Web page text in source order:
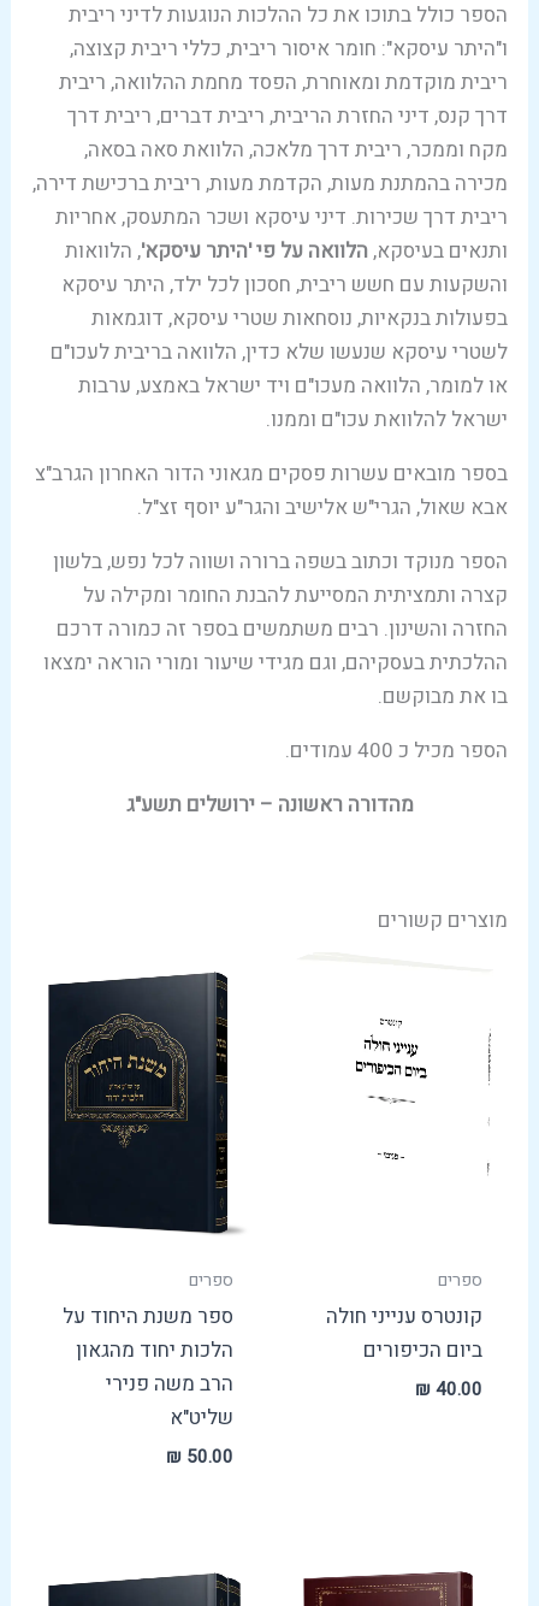
הספר כולל בתוכו את כל ההלכות הנוגעות לדיני ריבית
ו"היתר עיסקא": חומר איסור ריבית, כללי ריבית קצוצה,
ריבית מוקדמת ומאוחרת, הפסד מחמת ההלוואה, ריבית
דרך קנס, דיני החזרת הריבית, ריבית דברים, ריבית דרך
מקח וממכר, ריבית דרך מלאכה, הלוואת סאה בסאה,
מכירה בהמתנת מעות, הקדמת מעות, ריבית ברכישת דירה,
ריבית דרך שכירות. דיני עיסקא ושכר המתעסק, אחריות
ותנאים בעיסקא,הלוואה על פי 'היתר עיסקא', הלוואות
והשקעות עם חשש ריבית, חסכון לכל ילד, היתר עיסקא
בפעולות בנקאיות, נוסחאות שטרי עיסקא, דוגמאות
לשטרי עיסקא שנעשו שלא כדין, הלוואה בריבית לעכו"ם
או למומר, הלוואה מעכו"ם ויד ישראל באמצע, ערבות
ישראל להלוואת עכו"ם וממנו.
בספר מובאים עשרות פסקים מגאוני הדור האחרון הגרב"צ
אבא שאול, הגרי"ש אלישיב והגר"ע יוסף זצ"ל.
הספר מנוקד וכתוב בשפה ברורה ושווה לכל נפש, בלשון
קצרה ותמציתית המסייעת להבנת החומר ומקילה על
החזרה והשינון. רבים משתמשים בספר זה כמורה דרכם
ההלכתית בעסקיהם, וגם מגידי שיעור ומורי הוראה ימצאו
בו את מבוקשם.
הספר מכיל כ 400 עמודים.
מהדורה ראשונה – ירושלים תשע"ג
מוצרים קשורים
ספרים
קונטרס ענייני חולה
ביום הכיפורים
₪40.00
ספרים
ספר משנת היחוד על
הלכות יחוד מהגאון
הרב משה פנירי
שליט"א
₪50.00
מחירים: